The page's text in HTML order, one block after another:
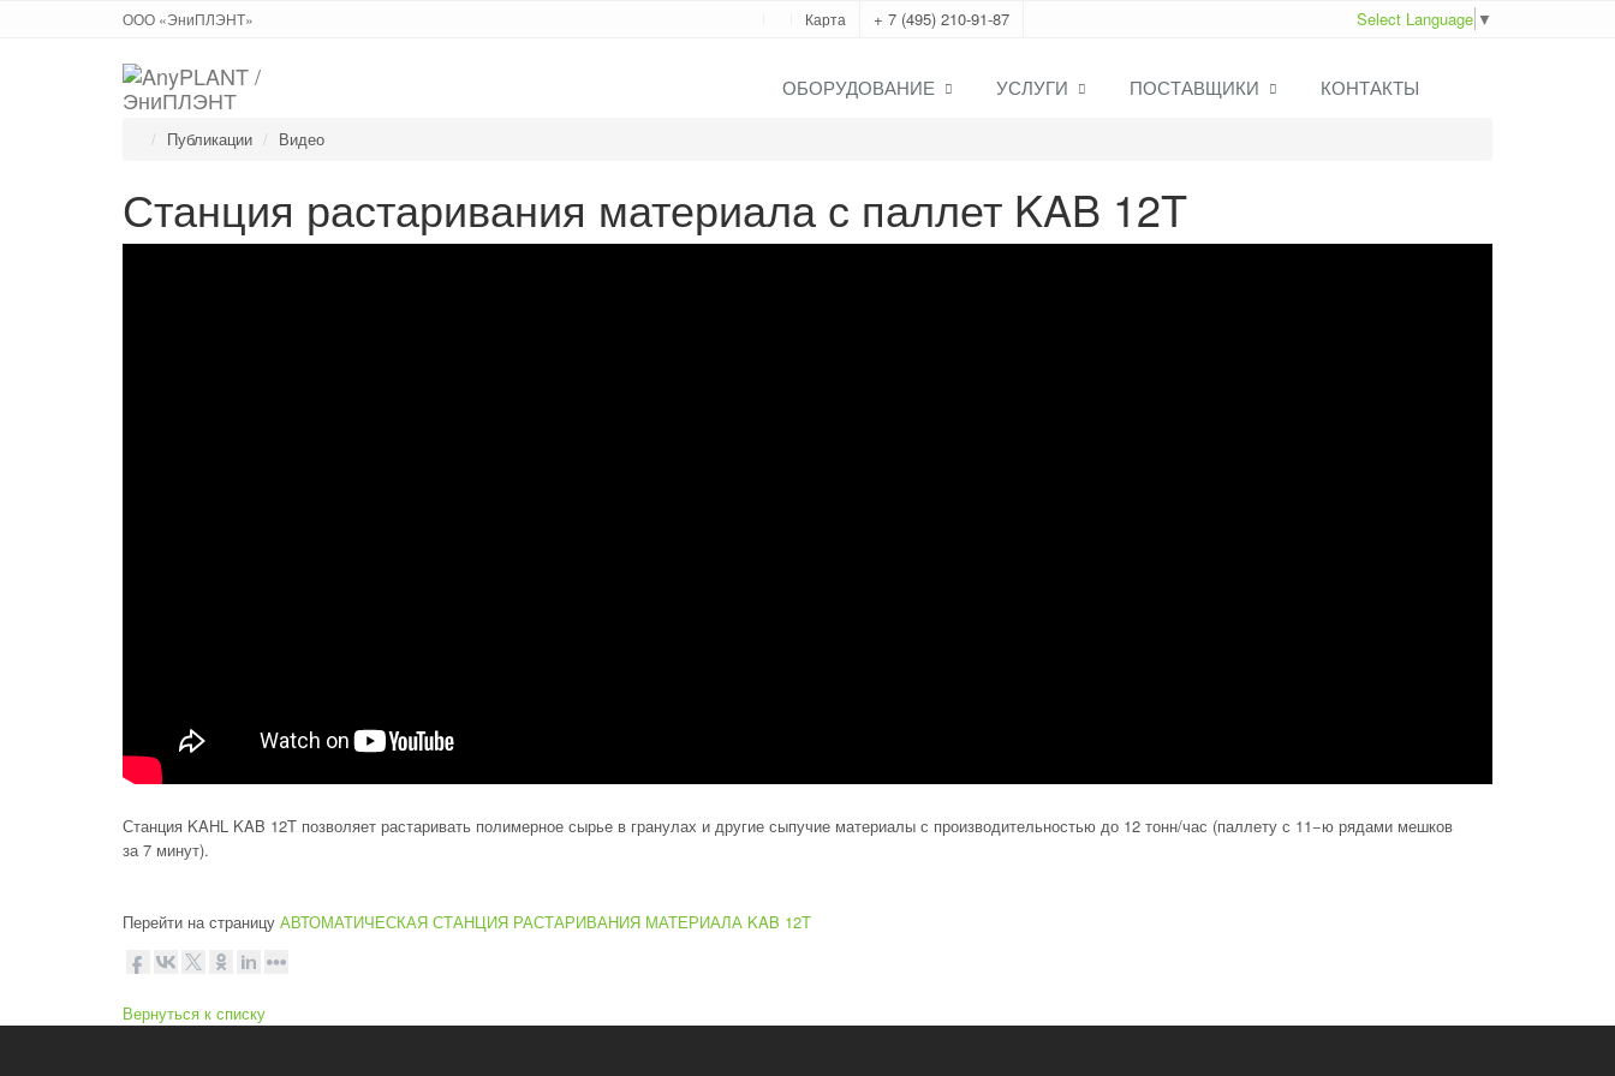
ООО «ЭниПЛЭНТ» Карта + 7 (495) 210-91-87 Select Language ▼
ОБОРУДОВАНИЕ УСЛУГИ ПОСТАВЩИКИ КОНТАКТЫ
Публикации Видео
Станция растаривания материала с паллет KAB 12T
Станция KAHL KAB 12T позволяет растаривать полимерное сырье в гранулах и другие сыпучие материалы с производительностью до 12 тонн/час (паллету с 11−ю рядами мешков
за 7 минут).
Перейти на страницу АВТОМАТИЧЕСКАЯ СТАНЦИЯ РАСТАРИВАНИЯ МАТЕРИАЛА KAB 12T
Вернуться к списку